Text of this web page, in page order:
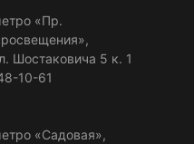
«Пр.
Шостаковича 5 к. 1
10-61
«Садовая»,